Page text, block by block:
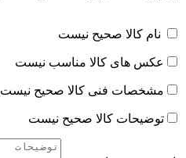
نام کالا صحیح نیست
عکس های کالا مناسب نیست
مشخصات فنی کالا صحیح نیست
توضیحات کالا صحیح نیست